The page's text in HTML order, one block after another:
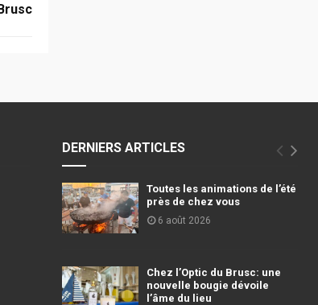
DERNIERS ARTICLES
Toutes les animations de l’été
près de chez vous
6 août 2026
Chez l’Optic du Brusc: une
nouvelle bougie dévoile
l’âme du lieu